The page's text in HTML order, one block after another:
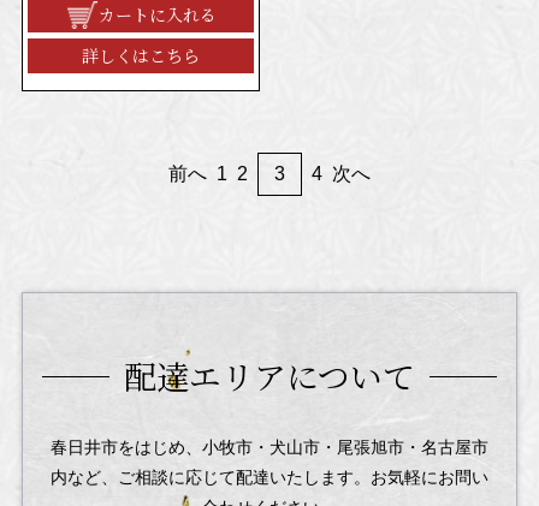
カートに入れる
詳しくはこちら
前へ 1 2 3 4 次へ
配達エリアについて
春日井市をはじめ、小牧市・犬山市・尾張旭市・名古屋市
内など、
ご相談に応じて配達いたします。お気軽にお問い